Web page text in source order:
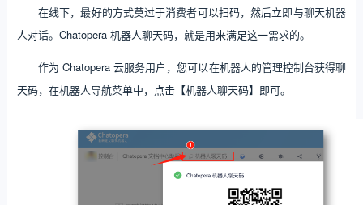
在线下，最好的方式莫过于消费者可以扫码，然后立即与聊天机器
人对话。Chatopera 机器人聊天码，就是用来满足这一需求的。
作为 Chatopera 云服务用户，您可以在机器人的管理控制台获得聊
天码，在机器人导航菜单中，点击【机器人聊天码】即可。